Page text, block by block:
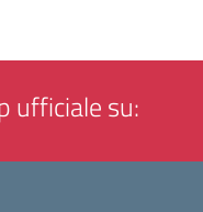
ufficiale su: